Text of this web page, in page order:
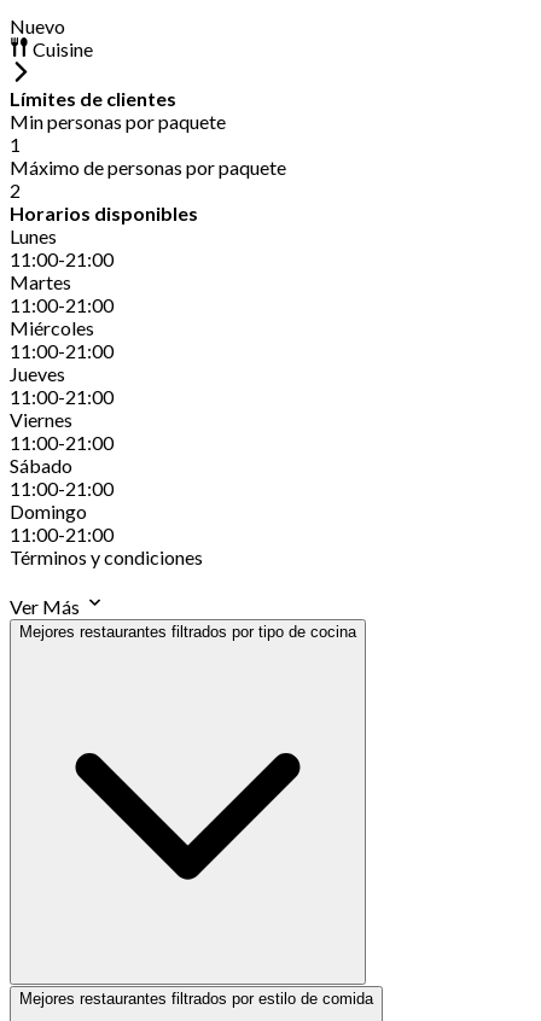
Nuevo
Cuisine
Límites de clientes
Min personas por paquete
1
Máximo de personas por paquete
2
Horarios disponibles
Lunes
11:00-21:00
Martes
11:00-21:00
Miércoles
11:00-21:00
Jueves
11:00-21:00
Viernes
11:00-21:00
Sábado
11:00-21:00
Domingo
11:00-21:00
Términos y condiciones
Ver Más
Mejores restaurantes filtrados por tipo de cocina
Mejores restaurantes filtrados por estilo de comida